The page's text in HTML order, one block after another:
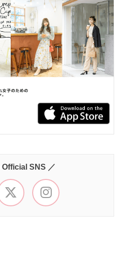
SNS ／